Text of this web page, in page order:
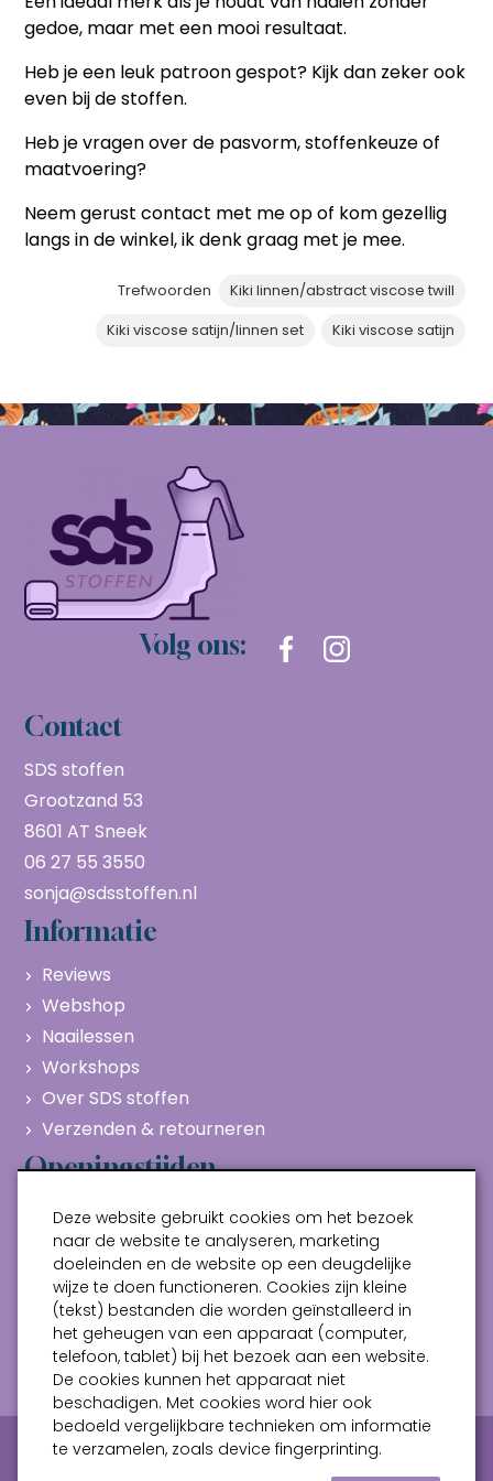
gedoe, maar met een mooi resultaat.
Heb je een leuk patroon gespot? Kijk dan zeker ook
even bij de stoffen.
Heb je vragen over de pasvorm, stoffenkeuze of
maatvoering?
Neem gerust contact met me op of kom gezellig
langs in de winkel, ik denk graag met je mee.
Trefwoorden
Kiki linnen/abstract viscose twill
Kiki viscose satijn/linnen set
Kiki viscose satijn
Volg ons:
Contact
SDS stoffen
Grootzand 53
8601 AT Sneek
06 27 55 3550
sonja@sdsstoffen.nl
Informatie
Reviews
Webshop
Naailessen
Workshops
Over SDS stoffen
Verzenden & retourneren
Openingstijden
Maandag
Gesloten
Dinsdag
10:00 - 17:00
Woensdag
10:00 - 17:00
Donderdag
10:00 - 17:00
Vrijdag
10:00 - 17:00
Zaterdag
10:00 - 17:00
Privacy verklaring
Algemene voorwaarden
Deze website gebruikt cookies om het bezoek
naar de website te analyseren, marketing
doeleinden en de website op een deugdelijke
wijze te doen functioneren. Cookies zijn kleine
(tekst) bestanden die worden geïnstalleerd in
het geheugen van een apparaat (computer,
telefoon, tablet) bij het bezoek aan een website.
De cookies kunnen het apparaat niet
beschadigen. Met cookies word hier ook
bedoeld vergelijkbare technieken om informatie
te verzamelen, zoals device fingerprinting.